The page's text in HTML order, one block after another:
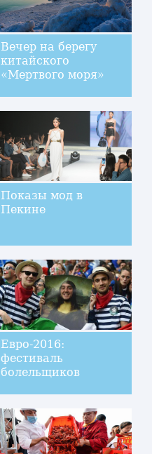
Вечер на берегу
китайского
«Мертвого моря»
Показы мод в
Пекине
Евро-2016:
фестиваль
болельщиков